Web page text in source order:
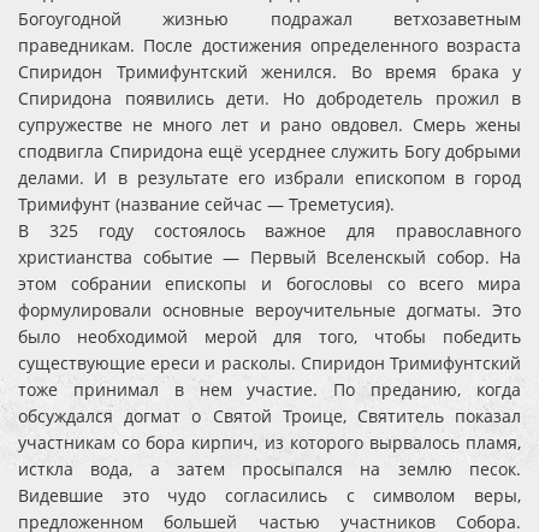
Богоугодной жизнью подражал ветхозаветным
праведникам. После достижения определенного возраста
Спиридон Тримифунтский женился. Во время брака у
Спиридона появились дети. Но добродетель прожил в
супружестве не много лет и рано овдовел. Смерь жены
сподвигла Спиридона ещё усерднее служить Богу добрыми
делами. И в результате его избрали епископом в город
Тримифунт (название сейчас — Треметусия).
В 325 году состоялось важное для православного
христианства событие — Первый Вселенскый собор. На
этом собрании епископы и богословы со всего мира
формулировали основные вероучительные догматы. Это
было необходимой мерой для того, чтобы победить
существующие ереси и расколы. Спиридон Тримифунтский
тоже принимал в нем участие. По преданию, когда
обсуждался догмат о Святой Троице, Святитель показал
участникам со бора кирпич, из которого вырвалось пламя,
исткла вода, а затем просыпался на землю песок.
Видевшие это чудо согласились с символом веры,
предложенном большей частью участников Собора.